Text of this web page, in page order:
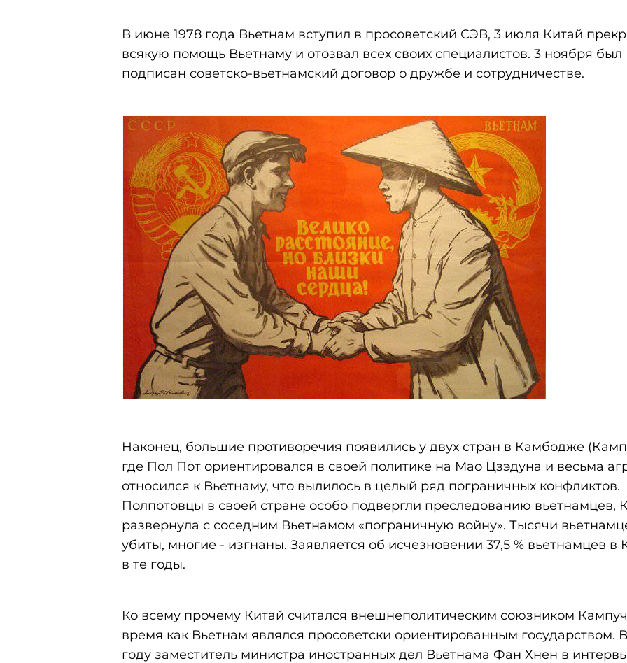
В июне 1978 года Вьетнам вступил в просоветский СЭВ, 3 июля Китай
всякую помощь Вьетнаму и отозвал всех своих специалистов. 3 ноября был
подписан советско-вьетнамский договор о дружбе и сотрудничестве.
Наконец, большие противоречия появились у двух стран в Камбодже
где Пол Пот ориентировался в своей политике на Мао Цзэдуна и весьма
относился к Вьетнаму, что вылилось в целый ряд пограничных конфликтов.
Полпотовцы в своей стране особо подвергли преследованию вьетнамцев,
развернула с соседним Вьетнамом «пограничную войну». Тысячи
убиты, многие - изгнаны. Заявляется об исчезновении 37,5 % вьетнамцев в
в те годы.
Ко всему прочему Китай считался внешнеполитическим союзником
время как Вьетнам являлся просоветски ориентированным государством.
году заместитель министра иностранных дел Вьетнама Фан Хнен в